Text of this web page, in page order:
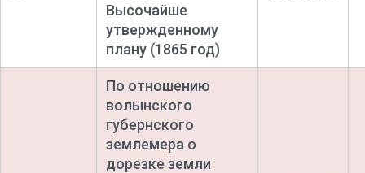
Высочайше
утвержденному
плану (1865 год)
По отношению
волынского
губернского
землемера о
дорезке земли